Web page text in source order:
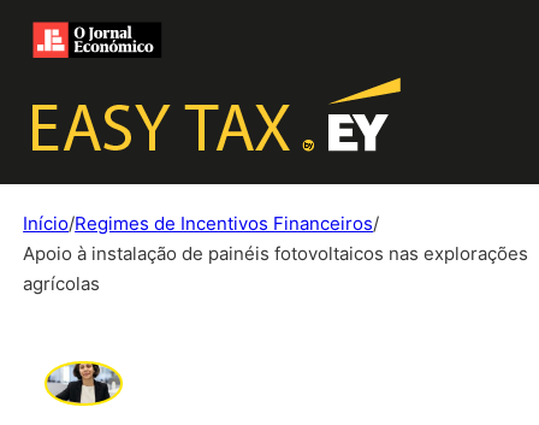
Início/Regimes de Incentivos Financeiros/
Apoio à instalação de painéis fotovoltaicos nas explorações
agrícolas